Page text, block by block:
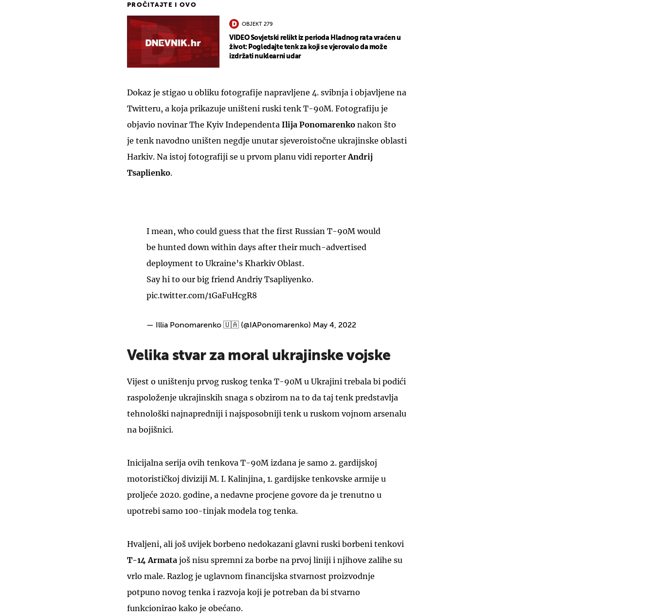
PROČITAJTE I OVO
OBJEKT 279
VIDEO Sovjetski relikt iz perioda Hladnog rata vraćen u
život: Pogledajte tenk za koji se vjerovalo da može
izdržati nuklearni udar
Dokaz je stigao u obliku fotografije napravljene 4. svibnja i objavljene na
Twitteru, a koja prikazuje uništeni ruski tenk T-90M. Fotografiju je
objavio novinar The Kyiv Independenta Ilija Ponomarenko nakon što
je tenk navodno uništen negdje unutar sjeveroistočne ukrajinske oblasti
Harkiv. Na istoj fotografiji se u prvom planu vidi reporter Andrij
Tsaplienko.
I mean, who could guess that the first Russian T-90M would
be hunted down within days after their much-advertised
deployment to Ukraine’s Kharkiv Oblast.
Say hi to our big friend Andriy Tsapliyenko.
pic.twitter.com/1GaFuHcgR8
— Illia Ponomarenko 🇺🇦 (@IAPonomarenko) May 4, 2022
Velika stvar za moral ukrajinske vojske
Vijest o uništenju prvog ruskog tenka T-90M u Ukrajini trebala bi podići
raspoloženje ukrajinskih snaga s obzirom na to da taj tenk predstavlja
tehnološki najnapredniji i najsposobniji tenk u ruskom vojnom arsenalu
na bojišnici.
Inicijalna serija ovih tenkova T-90M izdana je samo 2. gardijskoj
motorističkoj diviziji M. I. Kalinjina, 1. gardijske tenkovske armije u
proljeće 2020. godine, a nedavne procjene govore da je trenutno u
upotrebi samo 100-tinjak modela tog tenka.
Hvaljeni, ali još uvijek borbeno nedokazani glavni ruski borbeni tenkovi
T-14 Armata još nisu spremni za borbe na prvoj liniji i njihove zalihe su
vrlo male. Razlog je uglavnom financijska stvarnost proizvodnje
potpuno novog tenka i razvoja koji je potreban da bi stvarno
funkcionirao kako je obećano.
UKLJUČITE NOTIFIKACIJE